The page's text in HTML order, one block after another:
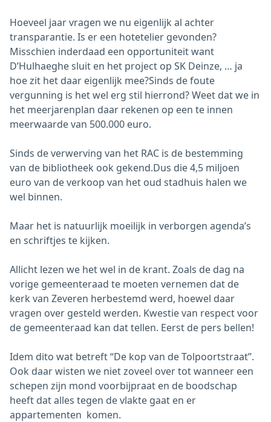
Hoeveel jaar vragen we nu eigenlijk al achter
transparantie. Is er een hotetelier gevonden?
Misschien inderdaad een opportuniteit want
D’Hulhaeghe sluit en het project op SK Deinze, … ja
hoe zit het daar eigenlijk mee?Sinds de foute
vergunning is het wel erg stil hierrond? Weet dat we in
het meerjarenplan daar rekenen op een te innen
meerwaarde van 500.000 euro.
Sinds de verwerving van het RAC is de bestemming
van de bibliotheek ook gekend.Dus die 4,5 miljoen
euro van de verkoop van het oud stadhuis halen we
wel binnen.
Maar het is natuurlijk moeilijk in verborgen agenda’s
en schriftjes te kijken.
Allicht lezen we het wel in de krant. Zoals de dag na
vorige gemeenteraad te moeten vernemen dat de
kerk van Zeveren herbestemd werd, hoewel daar
vragen over gesteld werden. Kwestie van respect voor
de gemeenteraad kan dat tellen. Eerst de pers bellen!
Idem dito wat betreft “De kop van de Tolpoortstraat”.
Ook daar wisten we niet zoveel over tot wanneer een
schepen zijn mond voorbijpraat en de boodschap
heeft dat alles tegen de vlakte gaat en er
appartementen komen.